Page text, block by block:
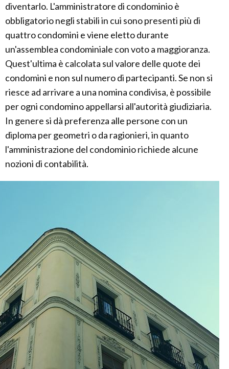
diventarlo. L'amministratore di condominio è
obbligatorio negli stabili in cui sono presenti più di
quattro condomini e viene eletto durante
un'assemblea condominiale con voto a maggioranza.
Quest'ultima è calcolata sul valore delle quote dei
condomini e non sul numero di partecipanti. Se non si
riesce ad arrivare a una nomina condivisa, è possibile
per ogni condomino appellarsi all'autorità giudiziaria.
In genere si dà preferenza alle persone con un
diploma per geometri o da ragionieri, in quanto
l'amministrazione del condominio richiede alcune
nozioni di contabilità.